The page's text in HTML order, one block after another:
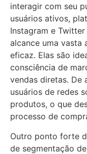
interagir com seu
usuários ativos,
Instagram e
alcance uma vasta
eficaz. Elas são
consciência de
vendas diretas. De
usuários de redes
produtos, o que
processo de
Outro ponto forte
de segmentação